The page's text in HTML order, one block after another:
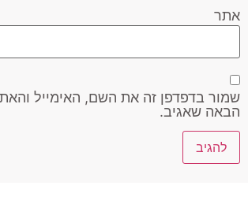
אתר
שמור בדפדפן זה את השם, האימייל
הבאה שאגיב.